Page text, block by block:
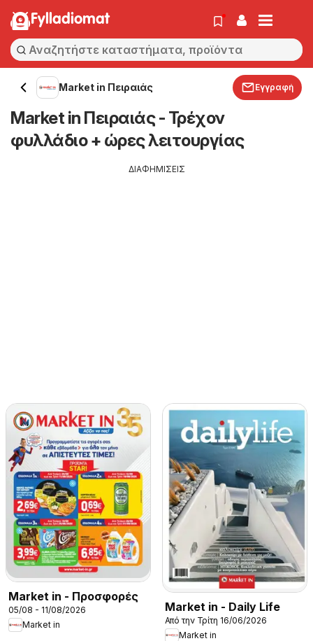
Fylladiomat
Market in Πειραιάς Εγγραφή
Market in Πειραιάς - Τρέχον
φυλλάδιο + ώρες λειτουργίας
ΔΙΑΦΗΜΙΣΕΙΣ
Market in - Προσφορές
05/08 - 11/08/2026
Market in
Market in - Daily Life
Από την Τρίτη 16/06/2026
Market in